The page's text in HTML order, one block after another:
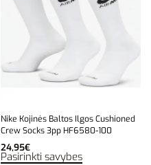
Nike Kojinės Baltos Ilgos Cushioned
Crew Socks 3pp HF6580-100
24,95€
Pasirinkti savybes